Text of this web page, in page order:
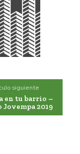
siguiente
en tu barrio –
Jovempa 2019